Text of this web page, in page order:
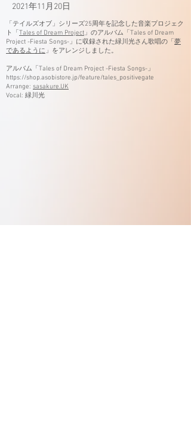
2021年11月20日
「テイルズオブ」シリーズ25周年を記念した音楽プロジェク
ト「 Tales of Dream Project」のアルバム「Tales of Dream
Project -Fiesta Songs-」に収録された緑川光さん歌唱の「 夢
であるように」をアレンジしました。
​アルバム「Tales of Dream Project -Fiesta Songs-」
https://shop.asobistore.jp/feature/tales_positivegate
Arrange: sasakure.UK
Vocal: 緑川光